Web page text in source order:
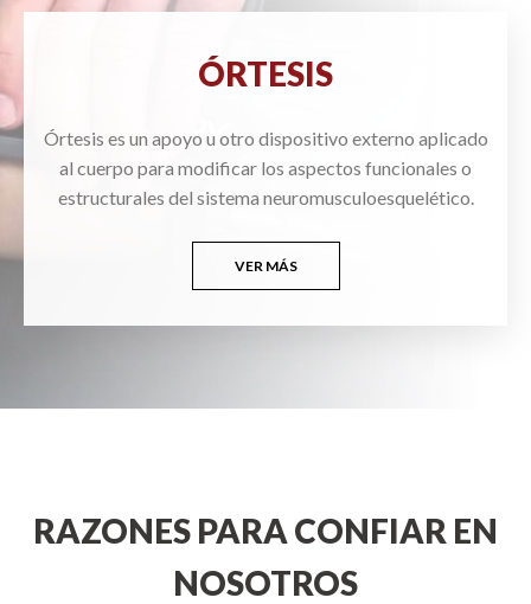
ÓRTESIS
Órtesis es un apoyo u otro dispositivo externo aplicado
al cuerpo para modificar los aspectos funcionales o
estructurales del sistema neuromusculoesquelético.
VER MÁS
RAZONES PARA CONFIAR EN
NOSOTROS